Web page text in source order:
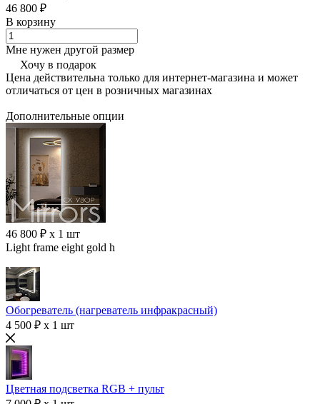
46 800 ₽
В корзину
Мне нужен другой размер
Хочу в подарок
Цена действительна только для интернет-магазина и может
отличаться от цен в розничных магазинах
Дополнительные опции
46 800 ₽ x 1 шт
Light frame eight gold h
Обогреватель (нагреватель инфракрасный)
4 500 ₽ x 1 шт
Цветная подсветка RGB + пульт